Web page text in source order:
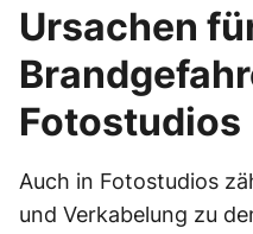
Ursachen
Fotostudios
Auch in Fotostudios
und Verkabelung zu